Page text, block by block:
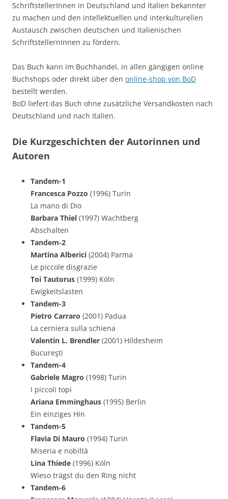
SchriftstellerInnen in Deutschland und Italien bekannter
zu machen und den intellektuellen und interkulturellen
Austausch zwischen deutschen und italienischen
SchriftstellernInnen zu fördern.
Das Buch kann im Buchhandel, in allen gängigen online
Buchshops oder direkt über den online-shop von BoD
bestellt werden.
BoD liefert das Buch ohne zusätzliche Versandkosten nach
Deutschland und nach Italien.
Die Kurzgeschichten der Autorinnen und
Autoren
Tandem-1
Francesca Pozzo (1996) Turin
La mano di Dio
Barbara Thiel (1997) Wachtberg
Abschalten
Tandem-2
Martina Alberici (2004) Parma
Le piccole disgrazie
Toi Tautorus (1999) Köln
Ewigkeitslasten
Tandem-3
Pietro Carraro (2001) Padua
La cerniera sulla schiena
Valentin L. Brendler (2001) Hildesheim
Bucureşti
Tandem-4
Gabriele Magro (1998) Turin
I piccoli topi
Ariana Emminghaus (1995) Berlin
Ein einziges Hin
Tandem-5
Flavia Di Mauro (1994) Turin
Miseria e nobiltà
Lina Thiede (1996) Köln
Wieso trägst du den Ring nicht
Tandem-6